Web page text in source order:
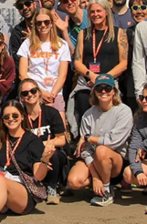
국
한
국
어